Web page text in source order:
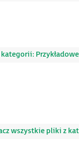
wszystkie pliki z